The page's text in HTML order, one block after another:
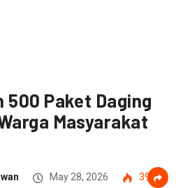
500 Paket Daging
Masyarakat
May 28, 2026 39